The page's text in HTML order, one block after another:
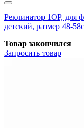
Реклинатор 1ОР, для
детский, размер 48-
Товар закончился
Запросить товар